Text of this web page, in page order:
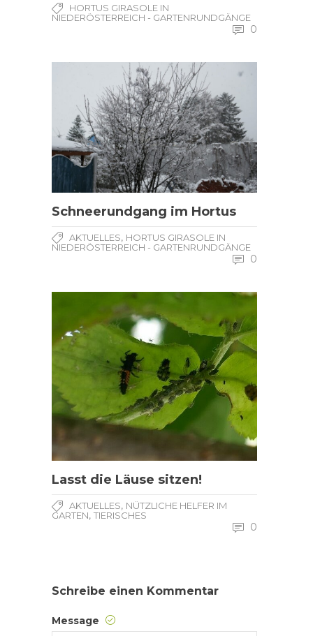
HORTUS GIRASOLE IN
NIEDERÖSTERREICH - GARTENRUNDGÄNGE
0
Schneerundgang im Hortus
AKTUELLES, HORTUS GIRASOLE IN
NIEDERÖSTERREICH - GARTENRUNDGÄNGE
0
Lasst die Läuse sitzen!
AKTUELLES, NÜTZLICHE HELFER IM
GARTEN, TIERISCHES
0
Schreibe einen Kommentar
Message